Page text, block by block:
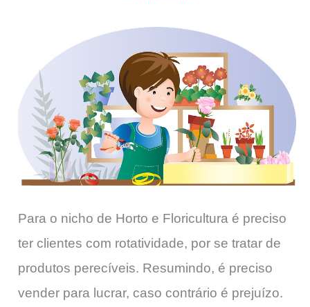
Para o nicho de Horto e Floricultura é preciso
ter clientes com rotatividade, por se tratar de
produtos perecíveis. Resumindo, é preciso
vender para lucrar, caso contrário é prejuízo.